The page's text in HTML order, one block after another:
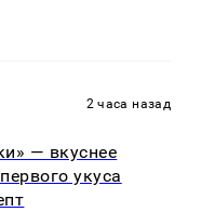
2 часа назад
— вкуснее
укуса